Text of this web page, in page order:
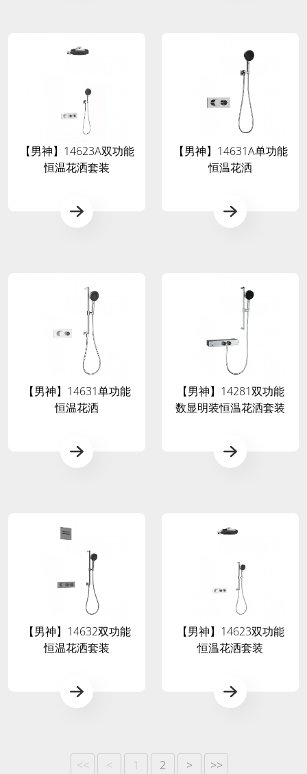
【男神】14623A双功能
恒温花洒套装
【男神】14631A单功能
恒温花洒
【男神】14631单功能
恒温花洒
【男神】14281双功能
数显明装恒温花洒套装
【男神】14632双功能
恒温花洒套装
【男神】14623双功能
恒温花洒套装
<< < 1 2 > >>